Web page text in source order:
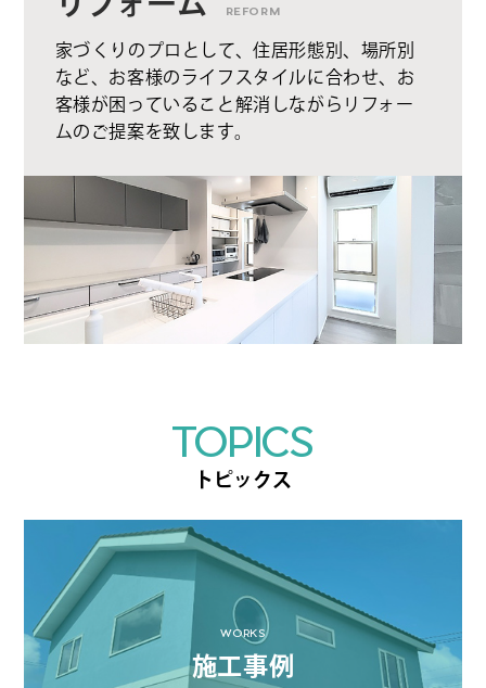
REFORM
家づくりのプロとして、住居形態別、場所別
など、お客様のライフスタイルに合わせ、お
客様が困っていること解消しながらリフォー
ムのご提案を致します。
TOPICS
トピックス
WORKS
施工事例